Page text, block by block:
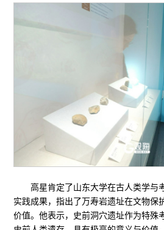
高星肯定了山东大学在古人类学与
实践成果，指出了万寿岩遗址在文物保
价值。他表示，史前洞穴遗址作为特殊